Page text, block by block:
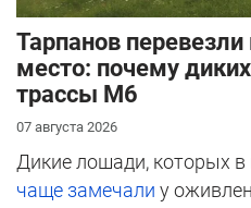
Тарпанов перевезли
место: почему
трассы М6
07 августа 2026
Дикие лошади, которых в
чаще замечали у